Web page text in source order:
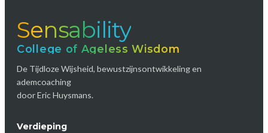
Sensability
College of Ageless Wisdom
De Tijdloze Wijsheid, bewustzijnsontwikkeling en
ademcoaching
door Eric Huysmans.
Verdieping